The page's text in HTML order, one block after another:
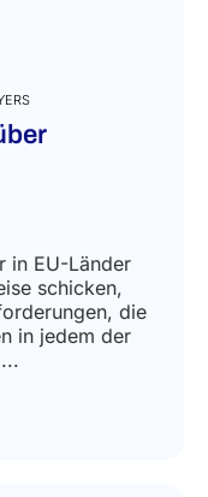
in EU-Länder
schicken,
die
in jedem der